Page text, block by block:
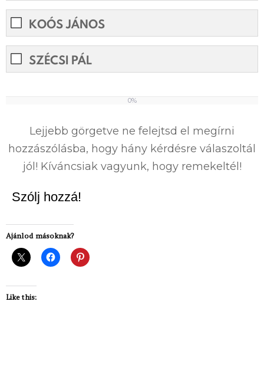
KOÓS JÁNOS
SZÉCSI PÁL
0%
Lejjebb görgetve ne felejtsd el megírni
hozzászólásba, hogy hány kérdésre válaszoltál
jól! Kíváncsiak vagyunk, hogy remekeltél!
Szólj hozzá!
Ajánlod másoknak?
Like this: